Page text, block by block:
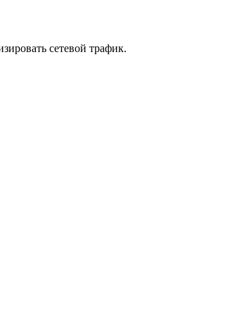
сетевой трафик.